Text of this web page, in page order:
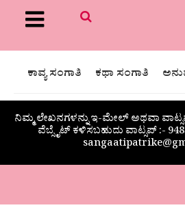
Menu
ಕಾವ್ಯ ಸಂಗಾತಿ ಕಥಾ ಸಂಗಾತಿ
ನಿಮ್ಮ ಲೇಖನಗಳನ್ನು ಇ-ಮೇಲ್ ಅಥವಾ
ವೆಬ್ಸೈಟ್ ಕಳಿಸಬಹುದು ವಾಟ್ಸಪ್‌ :-